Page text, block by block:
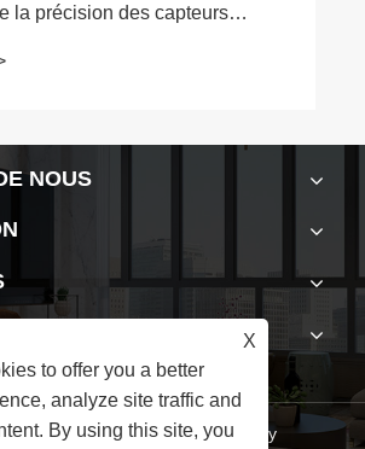
la précision des capteurs
NOUS
RSS | XML | Privacy Policy
X
to offer you a better
analyze site traffic and
By using this site, you